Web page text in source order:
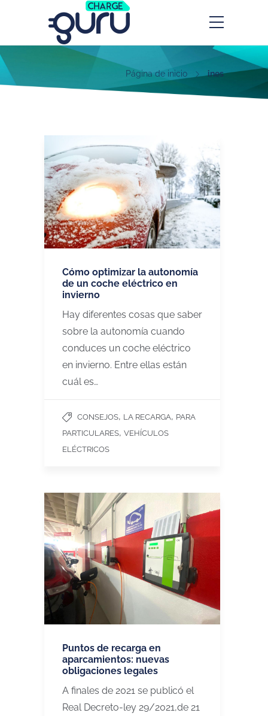
Página de inicio ines
Cómo optimizar la autonomía
de un coche eléctrico en
invierno
Hay diferentes cosas que saber
sobre la autonomía cuando
conduces un coche eléctrico
en invierno. Entre ellas están
cuál es…
CONSEJOS, LA RECARGA, PARA
PARTICULARES, VEHÍCULOS
ELÉCTRICOS
Puntos de recarga en
aparcamientos: nuevas
obligaciones legales
A finales de 2021 se publicó el
Real Decreto-ley 29/2021,de 21